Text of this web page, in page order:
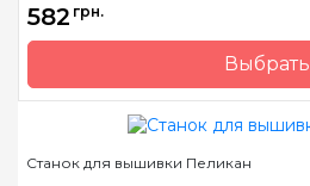
582 грн.
Выбрать
Бренд
Страна-производитель
Станок для вышивки Пеликан